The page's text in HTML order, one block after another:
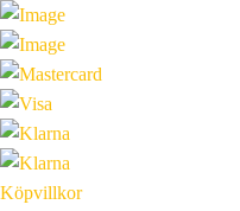
Köpvillkor